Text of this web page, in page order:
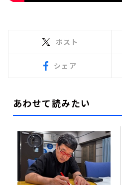
ポスト
シェア
あわせて読みたい